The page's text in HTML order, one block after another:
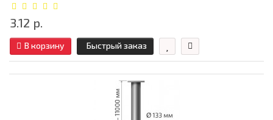
3.12 р.
В корзину Быстрый заказ